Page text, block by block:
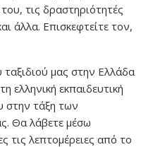
τις δραστηριότητές
άλλα. Επισκεφτείτε τον,
μας στην Ελλάδα
ελληνική εκπαιδευτική
στην τάξη των
Θα λάβετε μέσω
τις λεπτομέρειες από το